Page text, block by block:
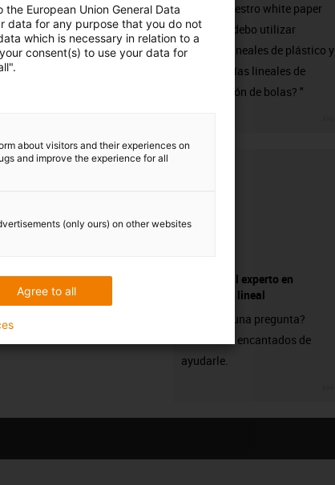
Solicite nuestro white paper
"¿Cuándo debo utilizar
cojinetes lineales de plástico y
cuándo guías lineales de
recirculación de bolas? "
Pregunte al experto en
tecnología lineal
¿Tiene alguna pregunta?
Estaremos encantados de
ayudarle.
European Union General Data
data for any purpose that you do not
which is necessary in relation to a
consent(s) to use your data for
about visitors and their experiences on
and improve the experience for all
(only ours) on other websites
Agree to all